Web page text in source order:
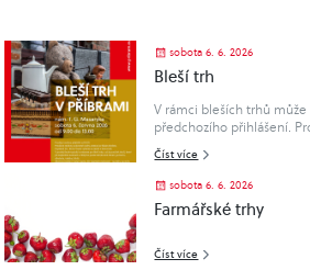
sobota 6. 6. 2026
Bleší trh
V rámci bleších trhů
předchozího přihlášení.
trhu uhradí poplatek ve
Při bleších trzích je
pro bleší trhy, tedy
neslouží. Co se prodávat
potraviny, alkohol, tabák
Číst více
sobota 6. 6. 2026
Farmářské trhy
Číst více